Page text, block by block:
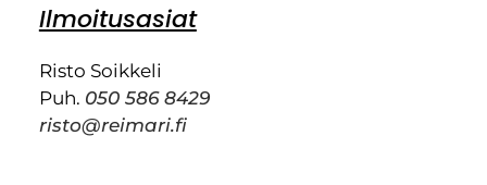
Ilmoitusasiat
Risto Soikkeli
Puh. 050 586 8429
risto@reimari.fi